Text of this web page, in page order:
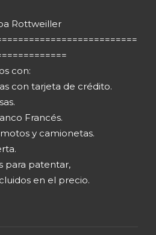
Rottweiller
con:
con tarjeta de crédito.
Francés.
y camionetas.
para patentar,
en el precio.